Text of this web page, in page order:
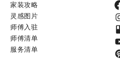
家装攻略
灵感图片
师傅入驻
师傅清单
服务清单